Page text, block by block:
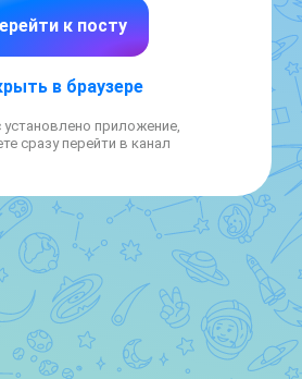
войне 1941-1945г.
— это многогранный
победу,
с Днем Победы
ветеранам.
к посту
в браузере
установлено приложение,
сразу перейти в канал